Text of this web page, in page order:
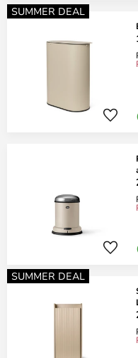
SUMMER DEAL
SUMMER DEAL